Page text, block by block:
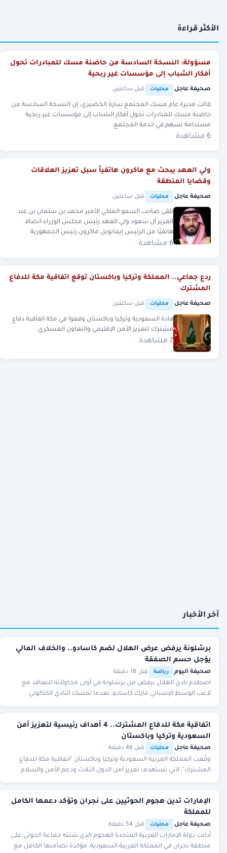
الأكثر قراءة
مسؤولة: النسخة السادسة من حاضنة مسك للمبادرات تحول
أفكار الشباب إلى مؤسسات غير ربحية
صحيفة عاجل محليات قبل ساعتين
قالت مديرة عام مسك المجتمع سارة الخضيري، إن النسخة السادسة من
حاضنة مسك للمبادرات تحول أفكار الشباب إلى مؤسسات غير ربحية
مستدامة تسهم في خدمة المجتمع.
6 مشاهدة
ولي العهد يبحث مع ماكرون هاتفياً سبل تعزيز العلاقات
وقضايا المنطقة
صحيفة عاجل محليات قبل ساعتين
تلقى صاحب السمو الملكي الأمير محمد بن سلمان بن عبد
العزيز آل سعود ولي العهد رئيس مجلس الوزراء اتصالا
هاتفيًا من الرئيس إيمانويل ماكرون رئيس الجمهورية
الفرنسية.
6 مشاهدة
ردع جماعي.. المملكة وتركيا وباكستان توقع اتفاقية مكة للدفاع
المشترك
صحيفة عاجل محليات قبل ساعتين
قادة السعودية وتركيا وباكستان وقعوا في مكة اتفاقية دفاع
مشترك لتعزيز الأمن الإقليمي والتعاون العسكري.
7 مشاهدة
آخر الأخبار
برشلونة يرفض عرض الهلال لضم كاسادو.. والخلاف المالي
يؤجل حسم الصفقة
صحيفة اليوم رياضة قبل 18 دقيقة
اصطدم نادي الهلال برفض من برشلونة في أولى محاولاته للتعاقد مع
لاعب الوسط الإسباني مارك كاسادو، بعدما تمسك النادي الكتالوني
اتفاقية مكة للدفاع المشترك.. 4 أهداف رئيسية لتعزيز أمن
السعودية وتركيا وباكستان
صحيفة عاجل محليات قبل 46 دقيقة
وقّعت المملكة العربية السعودية وتركيا وباكستان "اتفاقية مكة للدفاع
المشترك"، التي تستهدف تعزيز أمن الدول الثلاث ودعم الأمن والسلام
الإمارات تدين هجوم الحوثيين على نجران وتؤكد دعمها الكامل
للمملكة
صحيفة عاجل محليات قبل 54 دقيقة
أدانت دولة الإمارات العربية المتحدة الهجوم الذي شنته جماعة الحوثي على
منطقة نجران في المملكة العربية السعودية، مؤكدة تضامنها الكامل مع